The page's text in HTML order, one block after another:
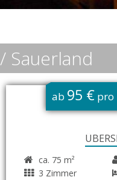
Sauerland
ab 95 € pro
ca. 75 m²
3 Zimmer